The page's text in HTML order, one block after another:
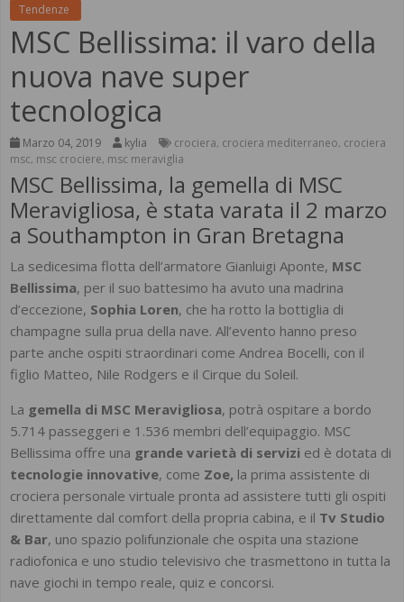
Tendenze
MSC Bellissima: il varo della
nuova nave super
tecnologica
Marzo 04, 2019 kylia crociera, crociera mediterraneo, crociera
msc, msc crociere, msc meraviglia
MSC Bellissima, la gemella di MSC
Meravigliosa, è stata varata il 2 marzo
a Southampton in Gran Bretagna
La sedicesima flotta dell’armatore Gianluigi Aponte, MSC
Bellissima, per il suo battesimo ha avuto una madrina
d’eccezione, Sophia Loren, che ha rotto la bottiglia di
champagne sulla prua della nave. All’evento hanno preso
parte anche ospiti straordinari come Andrea Bocelli, con il
figlio Matteo, Nile Rodgers e il Cirque du Soleil.
La gemella di MSC Meravigliosa, potrà ospitare a bordo
5.714 passeggeri e 1.536 membri dell’equipaggio. MSC
Bellissima offre una grande varietà di servizi ed è dotata di
tecnologie innovative, come Zoe, la prima assistente di
crociera personale virtuale pronta ad assistere tutti gli ospiti
direttamente dal comfort della propria cabina, e il Tv Studio
& Bar, uno spazio polifunzionale che ospita una stazione
radiofonica e uno studio televisivo che trasmettono in tutta la
nave giochi in tempo reale, quiz e concorsi.